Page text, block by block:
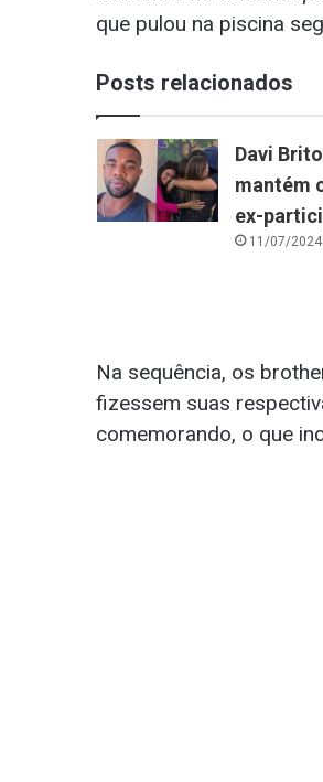
que pulou na piscina
Posts relacionados
Davi
mantém
ex-
11/07/2024
Na sequência, os
fizessem suas
comemorando, o que